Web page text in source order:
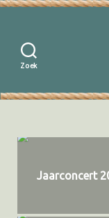
Zoek
Jaarconcert